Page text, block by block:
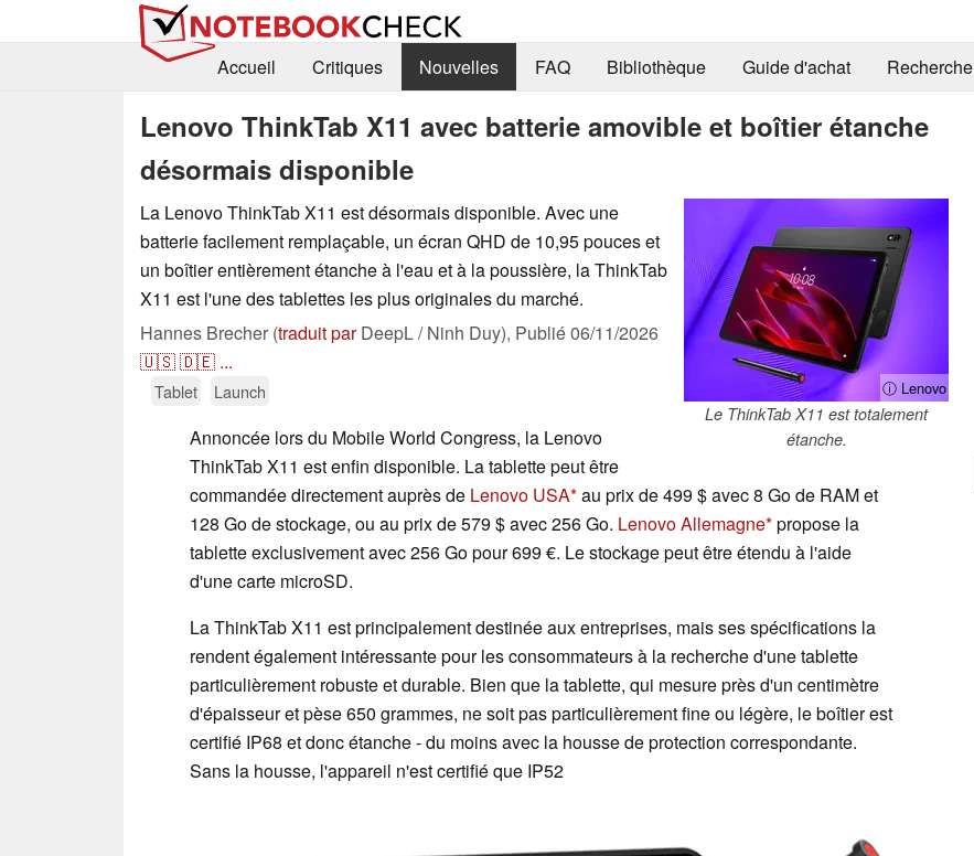
Accueil
Critiques Nouvelles FAQ Bibliothèque Guide d'achat Recherche
Lenovo ThinkTab X11 avec batterie amovible et boîtier étanche
désormais disponible
ⓘ Lenovo
Le ThinkTab X11 est totalement
étanche.
La Lenovo ThinkTab X11 est désormais disponible. Avec une
batterie facilement remplaçable, un écran QHD de 10,95 pouces et
un boîtier entièrement étanche à l'eau et à la poussière, la ThinkTab
X11 est l'une des tablettes les plus originales du marché.
Hannes Brecher (traduit parDeepL / Ninh Duy), Publié06/11/2026
🇺🇸🇩🇪 ...
Tablet Launch
Annoncée lors du Mobile World Congress, la Lenovo
ThinkTab X11 est enfin disponible. La tablette peut être
commandée directement auprès de Lenovo USA au prix de 499 $ avec 8 Go de RAM et
128 Go de stockage, ou au prix de 579 $ avec 256 Go. Lenovo Allemagne propose la
tablette exclusivement avec 256 Go pour 699 €. Le stockage peut être étendu à l'aide
d'une carte microSD.
La ThinkTab X11 est principalement destinée aux entreprises, mais ses spécifications la
rendent également intéressante pour les consommateurs à la recherche d'une tablette
particulièrement robuste et durable. Bien que la tablette, qui mesure près d'un centimètre
d'épaisseur et pèse 650 grammes, ne soit pas particulièrement fine ou légère, le boîtier est
certifié IP68 et donc étanche - du moins avec la housse de protection correspondante.
Sans la housse, l'appareil n'est certifié que IP52